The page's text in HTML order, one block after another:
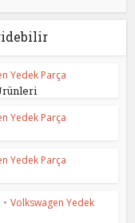
Yedek Parça
Yedek Parça
Yedek Parça
• Volkswagen Yedek